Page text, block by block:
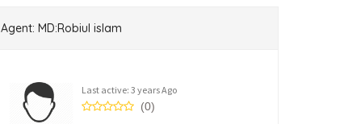
Agent: MD:Robiul islam
Last active: 3 years Ago
(0)